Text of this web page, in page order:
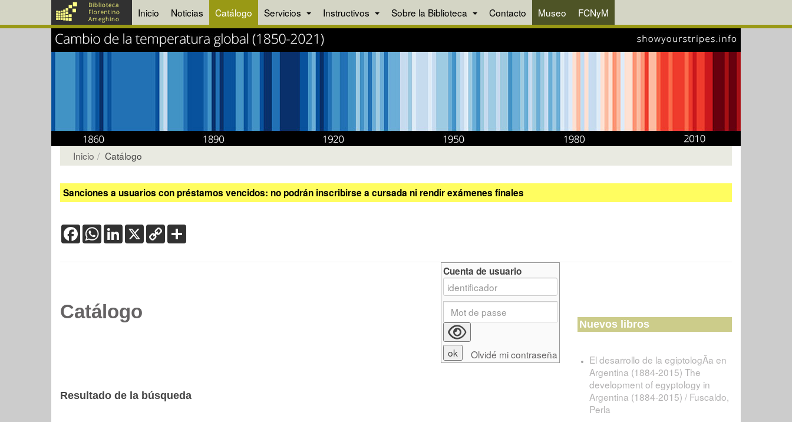
Inicio Noticias Catálogo Servicios Instructivos Sobre la Biblioteca Contacto Museo FCNyM
Inicio Catálogo
Sanciones a usuarios con préstamos vencidos: no podrán inscribirse a cursada ni rendir exámenes finales
FacebookWhatsApp
LinkedIn
X Copy
Link
Catálogo
Resultado de la búsqueda
Cuenta de usuario
Olvidé mi contraseña
Nuevos libros
El desarrollo de la egiptologÃ­a en
Argentina (1884-2015) The
development of egyptology in
Argentina (1884-2015) / Fuscaldo,
Perla